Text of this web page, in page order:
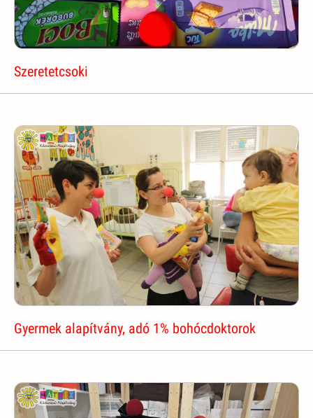
Szeretetcsoki
Gyermek alapítvány, adó 1% bohócdoktorok